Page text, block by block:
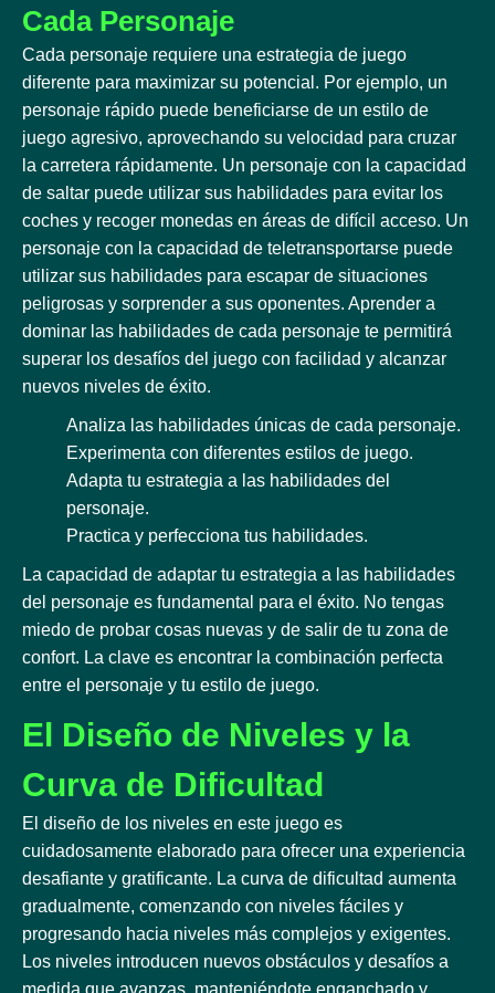
Cada Personaje
Cada personaje requiere una estrategia de juego
diferente para maximizar su potencial. Por ejemplo, un
personaje rápido puede beneficiarse de un estilo de
juego agresivo, aprovechando su velocidad para cruzar
la carretera rápidamente. Un personaje con la capacidad
de saltar puede utilizar sus habilidades para evitar los
coches y recoger monedas en áreas de difícil acceso. Un
personaje con la capacidad de teletransportarse puede
utilizar sus habilidades para escapar de situaciones
peligrosas y sorprender a sus oponentes. Aprender a
dominar las habilidades de cada personaje te permitirá
superar los desafíos del juego con facilidad y alcanzar
nuevos niveles de éxito.
Analiza las habilidades únicas de cada personaje.
Experimenta con diferentes estilos de juego.
Adapta tu estrategia a las habilidades del
personaje.
Practica y perfecciona tus habilidades.
La capacidad de adaptar tu estrategia a las habilidades
del personaje es fundamental para el éxito. No tengas
miedo de probar cosas nuevas y de salir de tu zona de
confort. La clave es encontrar la combinación perfecta
entre el personaje y tu estilo de juego.
El Diseño de Niveles y la
Curva de Dificultad
El diseño de los niveles en este juego es
cuidadosamente elaborado para ofrecer una experiencia
desafiante y gratificante. La curva de dificultad aumenta
gradualmente, comenzando con niveles fáciles y
progresando hacia niveles más complejos y exigentes.
Los niveles introducen nuevos obstáculos y desafíos a
medida que avanzas, manteniéndote enganchado y